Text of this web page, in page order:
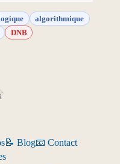
algorithmique
DNB
📝 Blog📧 Contact